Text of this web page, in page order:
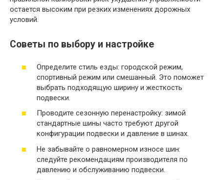
остается высоким при резких изменениях дорожных
условий.
Советы по выбору и настройке
Определите стиль езды: городской режим,
спортивный режим или смешанный. Это поможет
выбрать подходящую ширину и жесткость
подвески.
Проводите сезонную перенастройку: зимой
стандартные шины часто требуют другой
конфигурации подвески и давление в шинах.
Не забывайте о равномерном износе шин:
следуйте рекомендациям производителя по
давлению и обслуживанию подвески.